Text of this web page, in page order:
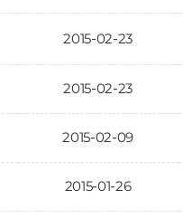
2015-02-23
2015-02-23
2015-02-09
2015-01-26